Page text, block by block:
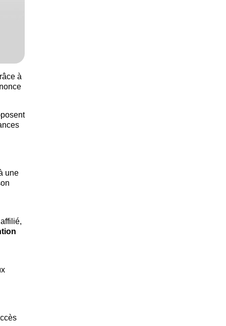
à
une